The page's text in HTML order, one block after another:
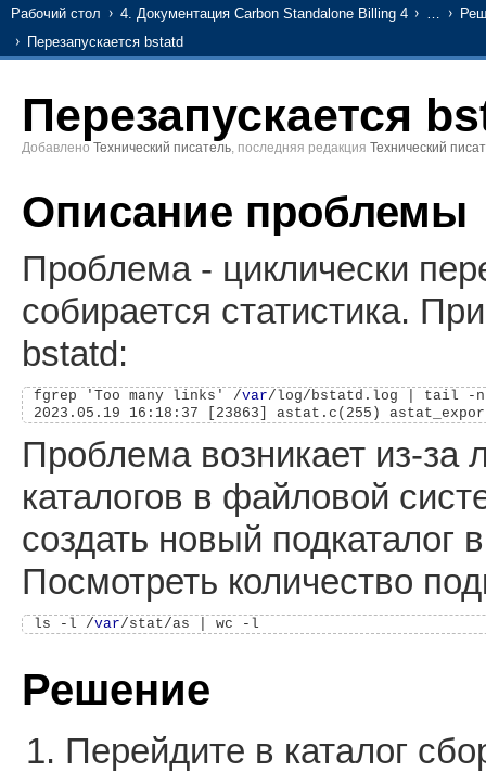
Рабочий стол 4. Документация Carbon Standalone Billing 4 …
Перезапускается bstatd
Перезапускается
Добавлено Технический писатель, последняя редакция Технический
Описание проблемы
Проблема - циклически
собирается статистика.
bstatd:
fgrep 'Too many links' /var/log/bstatd.log | tail -
Проблема возникает из-за
каталогов в файловой
создать новый подкаталог
Посмотреть количество
ls -l /var
Решение
Перейдите в каталог